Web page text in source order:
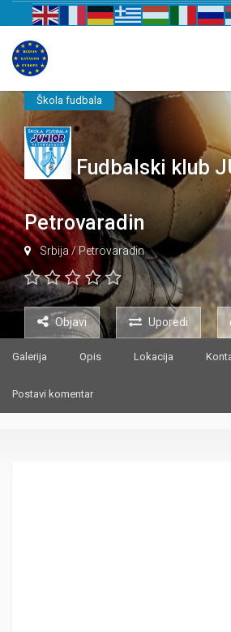
Škola fudbala
Fudbalski klub
Petrovaradin
Srbija/Petrovaradin
Objavi Uporedi
Galerija Opis Lokacija
Postavi komentar